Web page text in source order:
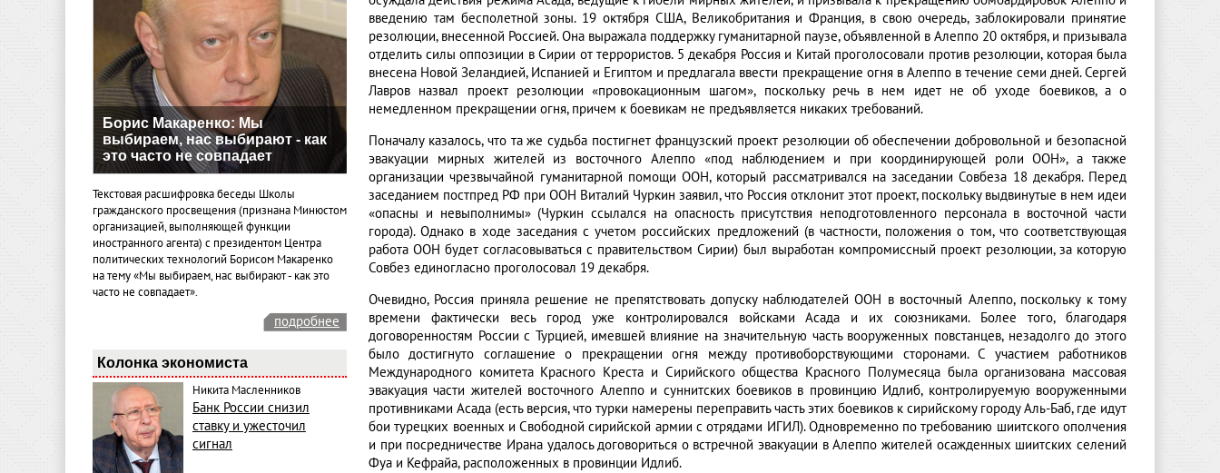
Борис Макаренко: Мы
выбираем, нас выбирают - как
это часто не совпадает
Текстовая расшифровка беседы Школы
гражданского просвещения (признана Минюстом
организацией, выполняющей функции
иностранного агента) с президентом Центра
политических технологий Борисом Макаренко
на тему «Мы выбираем, нас выбирают - как это
часто не совпадает».
подробнее
Колонка экономиста
Никита Масленников
Банк России снизил
ставку и ужесточил
сигнал
введению там бесполетной зоны. 19 октября США, Великобритания и Франция, в свою очередь, заблокировали принятие
резолюции, внесенной Россией. Она выражала поддержку гуманитарной паузе, объявленной в Алеппо 20 октября, и призывала
отделить силы оппозиции в Сирии от террористов. 5 декабря Россия и Китай проголосовали против резолюции, которая была
внесена Новой Зеландией, Испанией и Египтом и предлагала ввести прекращение огня в Алеппо в течение семи дней. Сергей
Лавров назвал проект резолюции «провокационным шагом», поскольку речь в нем идет не об уходе боевиков, а о
немедленном прекращении огня, причем к боевикам не предъявляется никаких требований.
Поначалу казалось, что та же судьба постигнет французский проект резолюции об обеспечении добровольной и безопасной
эвакуации мирных жителей из восточного Алеппо «под наблюдением и при координирующей роли ООН», а также
организации чрезвычайной гуманитарной помощи ООН, который рассматривался на заседании Совбеза 18 декабря. Перед
заседанием постпред РФ при ООН Виталий Чуркин заявил, что Россия отклонит этот проект, поскольку выдвинутые в нем идеи
«опасны и невыполнимы» (Чуркин ссылался на опасность присутствия неподготовленного персонала в восточной части
города). Однако в ходе заседания с учетом российских предложений (в частности, положения о том, что соответствующая
работа ООН будет согласовываться с правительством Сирии) был выработан компромиссный проект резолюции, за которую
Совбез единогласно проголосовал 19 декабря.
Очевидно, Россия приняла решение не препятствовать допуску наблюдателей ООН в восточный Алеппо, поскольку к тому
времени фактически весь город уже контролировался войсками Асада и их союзниками. Более того, благодаря
договоренностям России с Турцией, имевшей влияние на значительную часть вооруженных повстанцев, незадолго до этого
было достигнуто соглашение о прекращении огня между противоборствующими сторонами. С участием работников
Международного комитета Красного Креста и Сирийского общества Красного Полумесяца была организована массовая
эвакуация части жителей восточного Алеппо и суннитских боевиков в провинцию Идлиб, контролируемую вооруженными
противниками Асада (есть версия, что турки намерены переправить часть этих боевиков к сирийскому городу Аль-Баб, где идут
бои турецких военных и Свободной сирийской армии с отрядами ИГИЛ). Одновременно по требованию шиитского ополчения
и при посредничестве Ирана удалось договориться о встречной эвакуации в Алеппо жителей осажденных шиитских селений
Фуа и Кефрайа, расположенных в провинции Идлиб.